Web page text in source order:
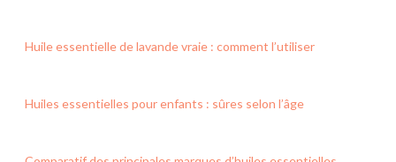
Huile essentielle de lavande vraie : comment l’utiliser
Huiles essentielles pour enfants : sûres selon l’âge